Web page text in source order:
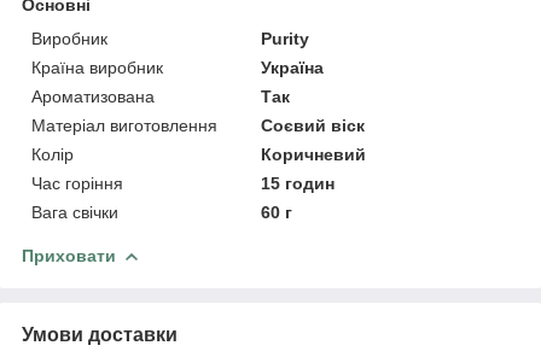
Основні
Виробник
Purity
Країна виробник
Україна
Ароматизована
Так
Матеріал виготовлення
Соєвий віск
Колір
Коричневий
Час горіння
15 годин
Вага свічки
60 г
Приховати
Умови доставки